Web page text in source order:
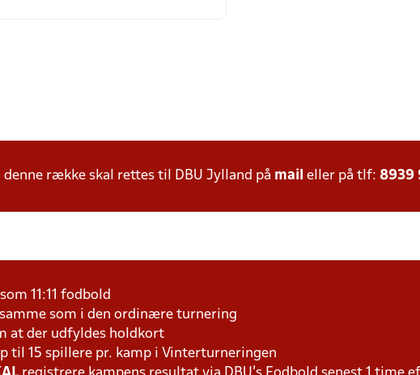
række skal rettes til DBU Jylland på mail eller på tlf: 8939
11:11 fodbold
som i den ordinære turnering
at der udfyldes holdkort
til 15 spillere pr. kamp i Vinterturneringen